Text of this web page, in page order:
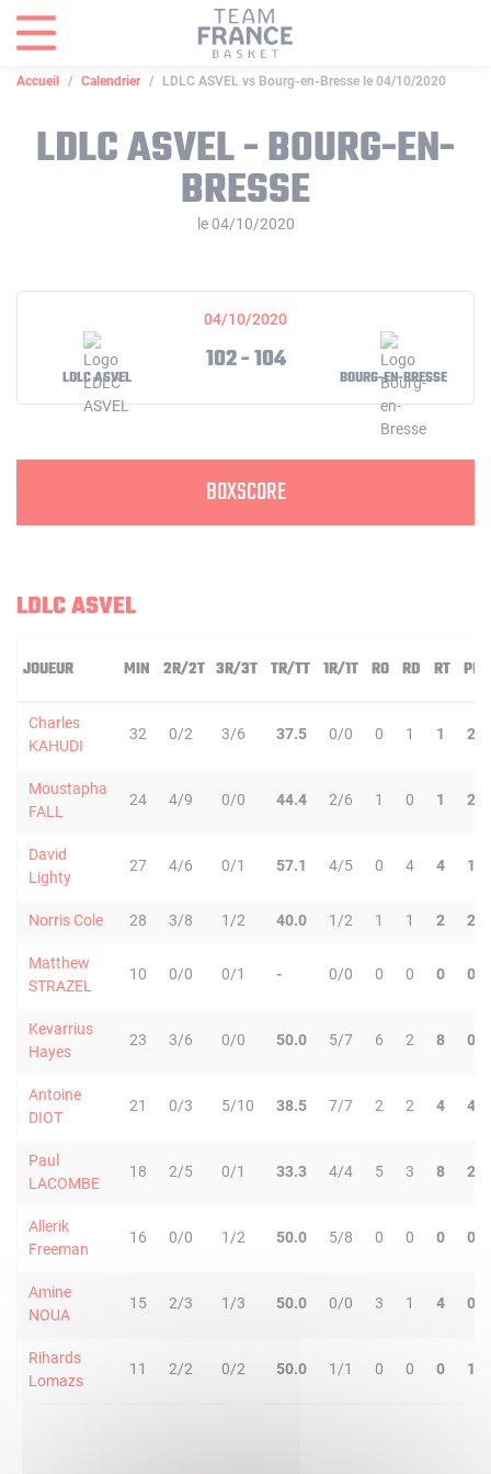
Accueil Calendrier LDLC ASVEL vs Bourg-en-Bresse le 04/10/2020
LDLC ASVEL - BOURG-EN-
BRESSE
le 04/10/2020
04/10/2020
LDLC ASVEL
102 - 104
BOURG-EN-BRESSE
BOXSCORE
LDLC ASVEL
JOUEUR MIN 2R/2T 3R/3T TR/TT 1R/1T RO RD RT PD
Charles
KAHUDI
32 0/2 3/6 37.5 0/0 0 1 1 2
Moustapha
FALL
24 4/9 0/0 44.4 2/6 1 0 1 2
David
Lighty
27 4/6 0/1 57.1 4/5 0 4 4 1
Norris Cole 28 3/8 1/2 40.0 1/2 1 1 2 2
Matthew
STRAZEL
10 0/0 0/1 - 0/0 0 0 0 0
Kevarrius
Hayes
23 3/6 0/0 50.0 5/7 6 2 8 0
Antoine
DIOT
21 0/3 5/10 38.5 7/7 2 2 4 4
Paul
LACOMBE
18 2/5 0/1 33.3 4/4 5 3 8 2
Allerik
Freeman
16 0/0 1/2 50.0 5/8 0 0 0 0
Amine
NOUA
15 2/3 1/3 50.0 0/0 3 1 4 0
Rihards
Lomazs
11 2/2 0/2 50.0 1/1 0 0 0 1
Panneau de gestion des cookies